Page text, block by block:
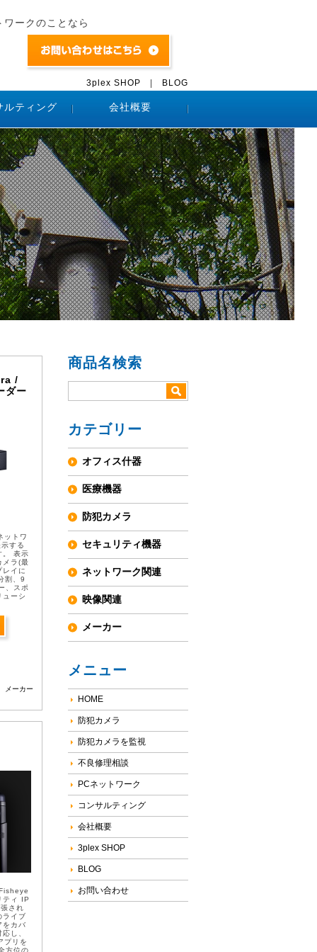
ークのことなら
3plex SHOP BLOG
ルティング 会社概要
商品名検索
カテゴリー
オフィス什器
医療機器
防犯カメラ
セキュリティ機器
ネットワーク関連
映像関連
メーカー
メニュー
HOME
防犯カメラ
防犯カメラを監視
不良修理相談
PCネットワーク
コンサルティング
会社概要
3plex SHOP
BLOG
お問い合わせ
/
ダー
トワ
する
。 表示
メラ(最
レイに
割、9
、スポ
ューシ
メーカー
ティ IP
され
ライブ
をカバ
し、
プリを
方位の